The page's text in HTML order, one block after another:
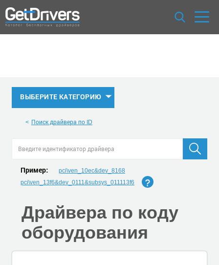
ВЫБЕРИТЕ КАТЕГОРИЮ
Поиск драйвера по ID
Пример:
pci\ven_10ec&dev_8168
pci\ven_13f6&dev_0111&subsys_011113f6
Драйвера по коду
оборудования